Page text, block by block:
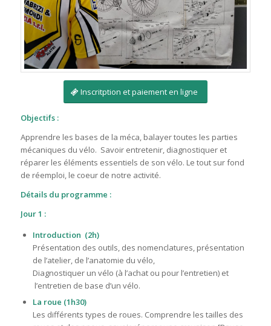
Inscritption et paiement en ligne
Objectifs :
Apprendre les bases de la méca, balayer toutes les parties
mécaniques du vélo. Savoir entretenir, diagnostiquer et
réparer les éléments essentiels de son vélo. Le tout sur fond
de réemploi, le coeur de notre activité.
Détails du programme :
Jour 1 :
Introduction (2h)
Présentation des outils, des nomenclatures, présentation
de l’atelier, de l’anatomie du vélo,
Diagnostiquer un vélo (à l’achat ou pour l’entretien) et
l’entretien de base d’un vélo.
La roue (1h30)
Les différents types de roues. Comprendre les tailles des